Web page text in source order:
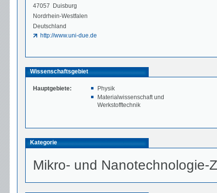
47057 Duisburg
Nordrhein-Westfalen
Deutschland
http://www.uni-due.de
Wissenschaftsgebiet
Hauptgebiete:
Physik
Materialwissenschaft und
Werkstofftechnik
Kategorie
Mikro- und Nanotechnologie-